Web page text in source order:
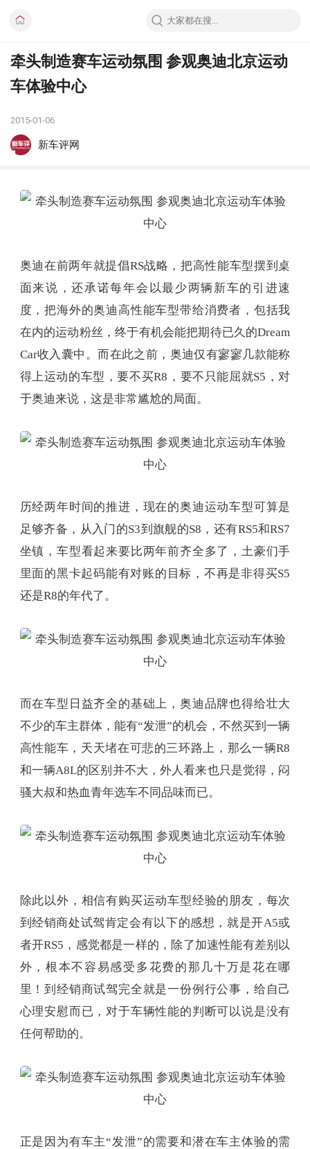
牵头制造赛车运动氛围 参观奥迪北京运动
车体验中心
2015-01-06
新车评网
奥迪在前两年就提倡RS战略，把高性能车型摆到桌
面来说，还承诺每年会以最少两辆新车的引进速
度，把海外的奥迪高性能车型带给消费者，包括我
在内的运动粉丝，终于有机会能把期待已久的Dream
Car收入囊中。而在此之前，奥迪仅有寥寥几款能称
得上运动的车型，要不买R8，要不只能屈就S5，对
于奥迪来说，这是非常尴尬的局面。
历经两年时间的推进，现在的奥迪运动车型可算是
足够齐备，从入门的S3到旗舰的S8，还有RS5和RS7
坐镇，车型看起来要比两年前齐全多了，土豪们手
里面的黑卡起码能有对账的目标，不再是非得买S5
还是R8的年代了。
而在车型日益齐全的基础上，奥迪品牌也得给壮大
不少的车主群体，能有“发泄”的机会，不然买到一辆
高性能车，天天堵在可悲的三环路上，那么一辆R8
和一辆A8L的区别并不大，外人看来也只是觉得，闷
骚大叔和热血青年选车不同品味而已。
除此以外，相信有购买运动车型经验的朋友，每次
到经销商处试驾肯定会有以下的感想，就是开A5或
者开RS5，感觉都是一样的，除了加速性能有差别以
外，根本不容易感受多花费的那几十万是花在哪
里！到经销商试驾完全就是一份例行公事，给自己
心理安慰而已，对于车辆性能的判断可以说是没有
任何帮助的。
正是因为有车主“发泄”的需要和潜在车主体验的需